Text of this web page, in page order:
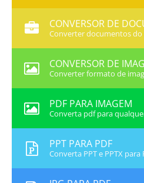
CONVERSOR DE
Converter documentos do
CONVERSOR DE
Converter formato de
PDF PARA IMAGEM
Converta pdf para
PPT PARA PDF
Converta PPT e PPTX para